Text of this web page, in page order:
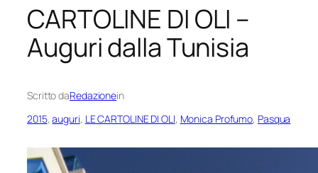
CARTOLINE DI OLI –
Auguri dalla Tunisia
Scritto daRedazionein
2015, auguri, LE CARTOLINE DI OLI, Monica Profumo, Pasqua